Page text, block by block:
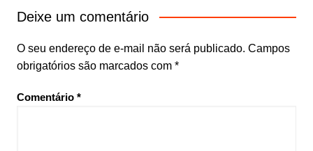
Deixe um comentário
O seu endereço de e-mail não será publicado. Campos
obrigatórios são marcados com *
Comentário *